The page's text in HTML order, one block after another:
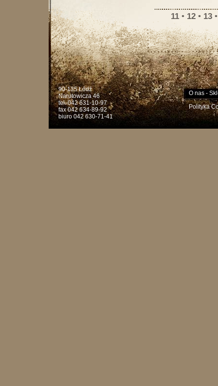
11 • 12 • 13
90-135 Łódź
Narutowicza 46
tel. 042 631-10-97
fax 042 634-89-92
biuro 042 630-71-41
O nas-
Polityka